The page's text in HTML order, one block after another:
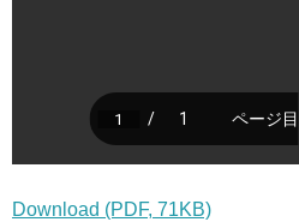
Download (PDF, 71KB)